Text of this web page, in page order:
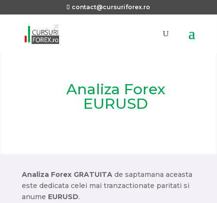
contact@cursuriforex.ro
Analiza Forex
EURUSD
Analiza Forex GRATUITAde saptamana aceasta
este dedicata celei mai tranzactionate paritati si
anume EURUSD.